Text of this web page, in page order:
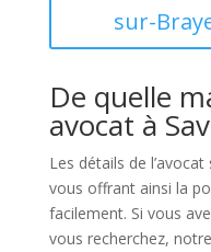
sur-
De quelle
avocat à
Les détails de
vous offrant ainsi la
facilement. Si vous
vous recherchez,